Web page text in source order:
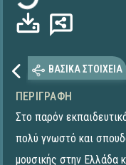
ΒΑΣΙΚΑ ΣΤΟΙΧΕΙΑ
ΠΕΡΙΓΡΑΦΉ
Στο παρόν
πολύ γνωστό και
μουσικής στην Ελλάδα